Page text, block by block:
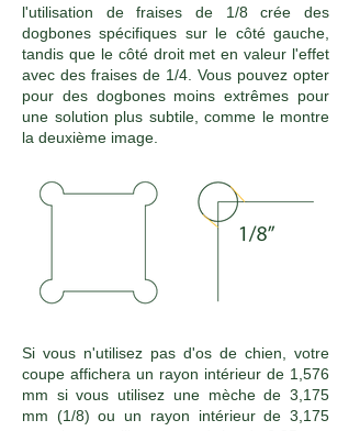
l'utilisation de fraises de 1/8 crée des
dogbones spécifiques sur le côté gauche,
tandis que le côté droit met en valeur l'effet
avec des fraises de 1/4. Vous pouvez opter
pour des dogbones moins extrêmes pour
une solution plus subtile, comme le montre
la deuxième image.
Si vous n'utilisez pas d'os de chien, votre
coupe affichera un rayon intérieur de 1,576
mm si vous utilisez une mèche de 3,175
mm (1/8) ou un rayon intérieur de 3,175